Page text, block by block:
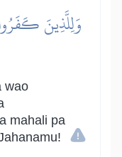
وَلِلَّذِينَ
wao
mahali pa